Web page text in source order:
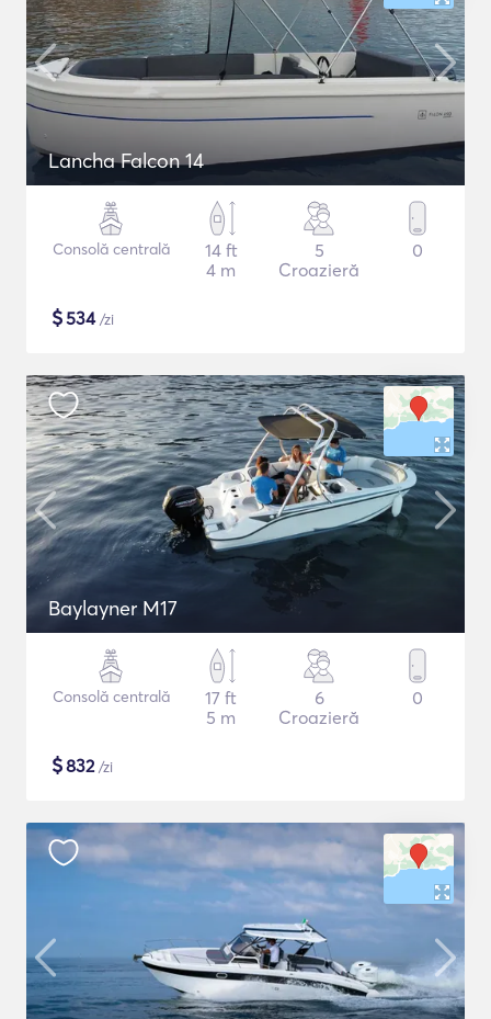
Lancha Falcon 14
Consolă centrală
14 ft
4 m
5
Croazieră
0
$534/zi
Baylayner M17
Consolă centrală
17 ft
5 m
6
Croazieră
0
$832/zi